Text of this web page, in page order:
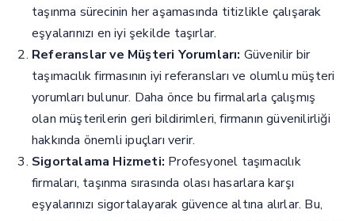
taşınma sürecinin her aşamasında titizlikle çalışarak
eşyalarınızı en iyi şekilde taşırlar.
Referanslar ve Müşteri Yorumları: Güvenilir bir
taşımacılık firmasının iyi referansları ve olumlu müşteri
yorumları bulunur. Daha önce bu firmalarla çalışmış
olan müşterilerin geri bildirimleri, firmanın güvenilirliği
hakkında önemli ipuçları verir.
Sigortalama Hizmeti: Profesyonel taşımacılık
firmaları, taşınma sırasında olası hasarlara karşı
eşyalarınızı sigortalayarak güvence altına alırlar. Bu,